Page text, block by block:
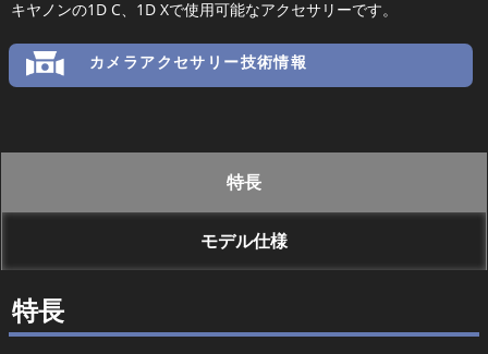
キヤノンの1D C、1D Xで使用可能なアクセサリーです。
カメラアクセサリー技術情報
特長
モデル仕様
特長